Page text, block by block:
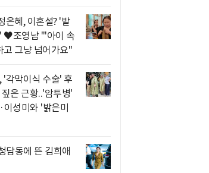
은혜, 이혼설? '발
♥조영남 "'아이 속
고 그냥 넘어가요"
'각막이식 수술' 후
은 근황..'암투병'
이성미와 '밝은미
담동에 뜬 김희애